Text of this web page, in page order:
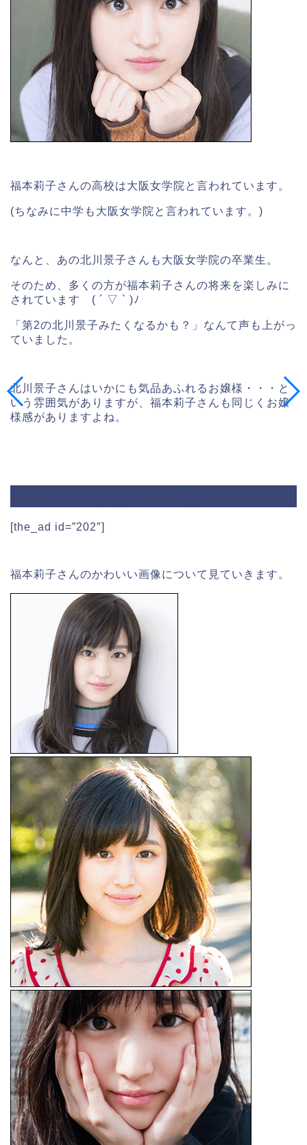
福本莉子さんの高校は大阪女学院と言われています。
(ちなみに中学も大阪女学院と言われています。)
なんと、あの北川景子さんも大阪女学院の卒業生。
そのため、多くの方が福本莉子さんの将来を楽しみに
されています ( ´ ▽ ` )ﾉ
「第2の北川景子みたくなるかも？」なんて声も上がっ
ていました。
北川景子さんはいかにも気品あふれるお嬢様・・・と
いう雰囲気がありますが、福本莉子さんも同じくお嬢
様感がありますよね。
[the_ad id=”202″]
福本莉子さんのかわいい画像について見ていきます。